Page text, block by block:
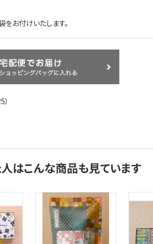
お付けいたします。
）
はこんな商品も見ています